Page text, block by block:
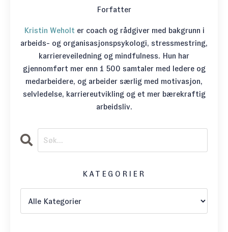
Forfatter
Kristin Weholt er coach og rådgiver med bakgrunn i
arbeids- og organisasjonspsykologi, stressmestring,
karriereveiledning og mindfulness. Hun har
gjennomført mer enn 1 500 samtaler med ledere og
medarbeidere, og arbeider særlig med motivasjon,
selvledelse, karriereutvikling og et mer bærekraftig
arbeidsliv.
KATEGORIER